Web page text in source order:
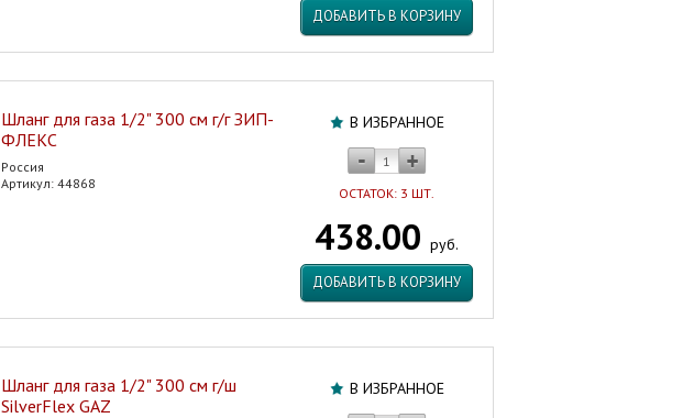
ДОБАВИТЬ В КОРЗИНУ
В ИЗБРАННОЕ
ОСТАТОК: 3 ШТ.
438.00 руб.
ДОБАВИТЬ В КОРЗИНУ
Шланг для газа 1/2" 300 см г/г ЗИП-
ФЛЕКС
Россия
Артикул: 44868
В ИЗБРАННОЕ
Шланг для газа 1/2" 300 см г/ш
SilverFlex GAZ